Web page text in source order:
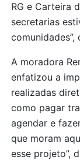
RG e Carteira
secretarias
A moradora
enfatizou a
realizadas
como pagar
agendar e
que moram
esse projeto”,